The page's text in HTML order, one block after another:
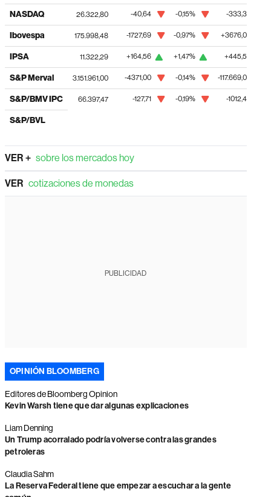
NASDAQ 26.322,80 -40,64 -0,15% -333,38
Ibovespa 175.998,48 -1727,69 -0,97% +3676,08
IPSA 11.322,29 +164,56 +1,47% +445,58
S&P Merval 3.151.961,00 -4371,00 -0,14% -117.669,00
S&P/BMV IPC 66.397,47 -127,71 -0,19% -1012,40
S&P/BVL
VER + sobre los mercados hoy
VER cotizaciones de monedas
PUBLICIDAD
OPINIÓN BLOOMBERG
Editores de Bloomberg Opinion
Kevin Warsh tiene que dar algunas explicaciones
Liam Denning
Un Trump acorralado podría volverse contra las grandes
petroleras
Claudia Sahm
La Reserva Federal tiene que empezar a escuchar a la gente